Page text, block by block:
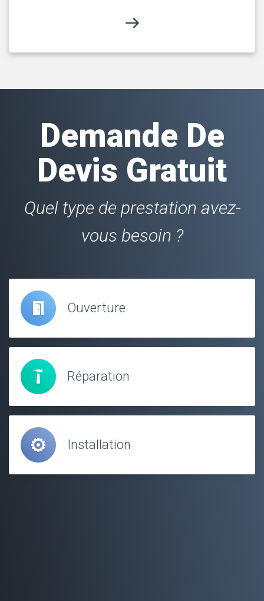
Demande De
Devis Gratuit
Quel type de prestation avez-
vous besoin ?
Ouverture
Réparation
Installation